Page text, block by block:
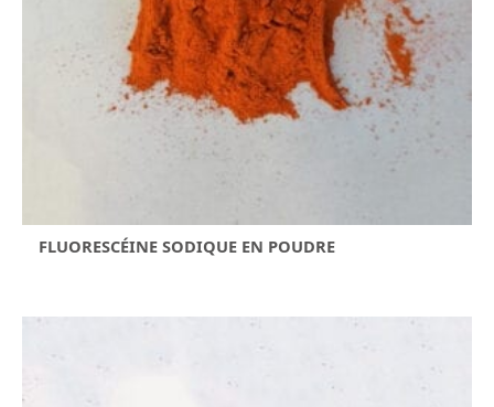
FLUORESCÉINE SODIQUE EN POUDRE